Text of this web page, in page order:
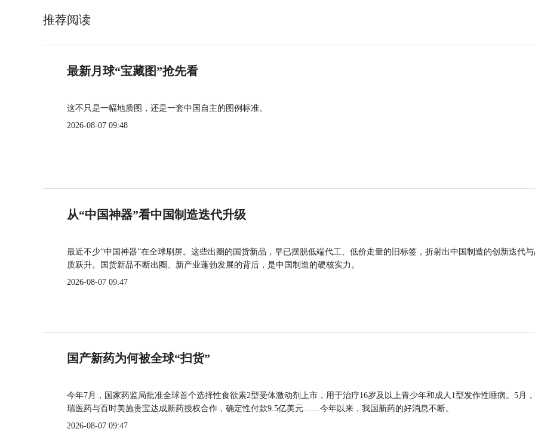
推荐阅读
最新月球“宝藏图”抢先看
这不只是一幅地质图，还是一套中国自主的图例标准。
2026-08-07 09:48
从“中国神器”看中国制造迭代升级
最近不少“中国神器”在全球刷屏。这些出圈的国货新品，早已摆脱低端代工、低价走量的旧标签，折射出中国制造的创新迭代
质跃升。国货新品不断出圈、新产业蓬勃发展的背后，是中国制造的硬核实力。
2026-08-07 09:47
国产新药为何被全球“扫货”
今年7月，国家药监局批准全球首个选择性食欲素2型受体激动剂上市，用于治疗16岁及以上青少年和成人1型发作性睡病。5月
瑞医药与百时美施贵宝达成新药授权合作，确定性付款9.5亿美元……今年以来，我国新药的好消息不断。
2026-08-07 09:47